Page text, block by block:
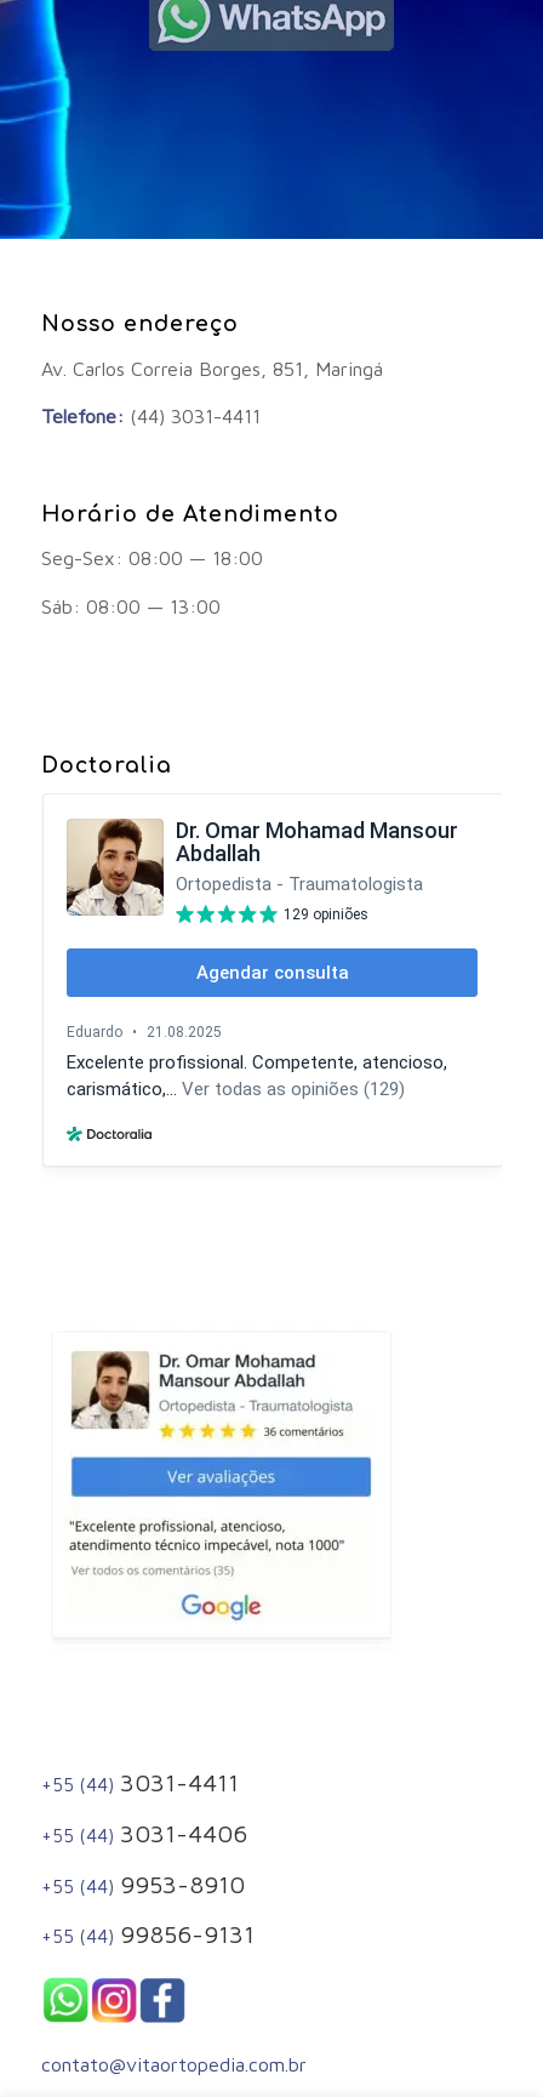
Nosso endereço
Av. Carlos Correia Borges, 851, Maringá
Telefone: (44) 3031-4411
Horário de Atendimento
Seg-Sex: 08:00 — 18:00
Sáb: 08:00 — 13:00
Doctoralia
+55 (44) 3031-4411
+55 (44) 3031-4406
+55 (44) 9953-8910
+55 (44) 99856-9131
contato@vitaortopedia.com.br